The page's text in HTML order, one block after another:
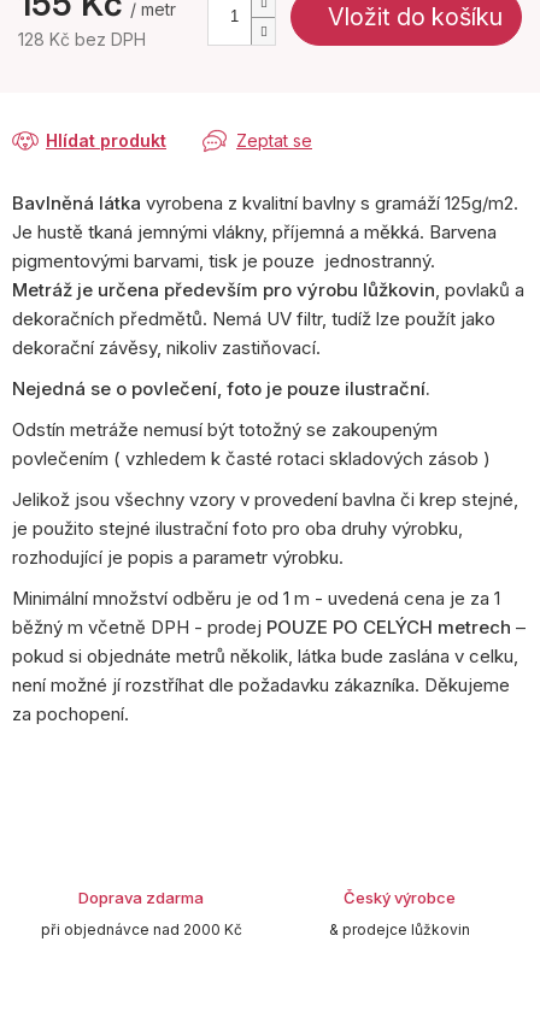
/ metr
128 Kč bez DPH
Vložit do košíku
Zeptat se
Hlídat produkt
Bavlněná látka vyrobena z kvalitní bavlny s gramáží 125g/m2.
Je hustě tkaná jemnými vlákny, příjemná a měkká. Barvena
pigmentovými barvami, tisk je pouze jednostranný.
Metráž je určena především pro výrobu lůžkovin, povlaků a
dekoračních předmětů. Nemá UV filtr, tudíž lze použít jako
dekorační závěsy, nikoliv zastiňovací.
Nejedná se o povlečení, foto je pouze ilustrační.
Odstín metráže nemusí být totožný se zakoupeným
povlečením ( vzhledem k časté rotaci skladových zásob )
Jelikož jsou všechny vzory v provedení bavlna či krep stejné,
je použito stejné ilustrační foto pro oba druhy výrobku,
rozhodující je popis a parametr výrobku.
Minimální množství odběru je od 1 m - uvedená cena je za 1
běžný m včetně DPH - prodej POUZE PO CELÝCH metrech –
pokud si objednáte metrů několik, látka bude zaslána v celku,
není možné jí rozstříhat dle požadavku zákazníka. Děkujeme
za pochopení.
Doprava zdarma
při objednávce nad 2000 Kč
Český výrobce
& prodejce lůžkovin